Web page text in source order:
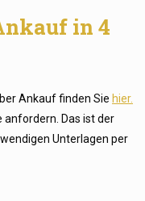
in 4
Ankauf finden Sie hier.
anfordern. Das ist der
Unterlagen per